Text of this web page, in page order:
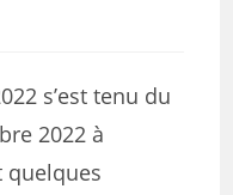
s’est tenu du
2022 à
quelques